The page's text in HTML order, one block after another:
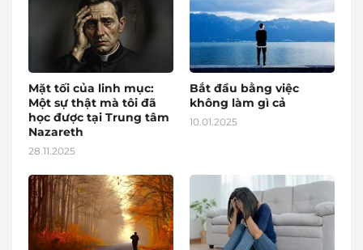
Mặt tối của linh mục:
Một sự thật mà tôi đã
học được tại Trung tâm
Nazareth
28.11.2025
Bắt đầu bằng việc
không làm gì cả
10.01.2025